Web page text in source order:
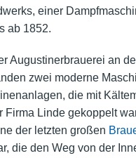
einer
ab 1852.
Augustinerbrauerei an
zwei moderne
die mit
Firma Linde gekoppelt
der letzten großen
die den Weg von der